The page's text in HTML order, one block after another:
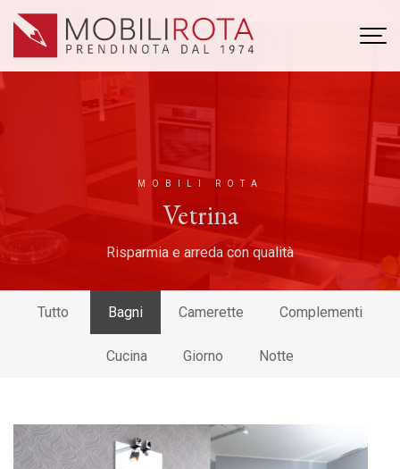
MOBILI ROTA
Vetrina
Risparmia e arreda con qualità
Tutto Bagni Camerette Complementi
Cucina Giorno Notte